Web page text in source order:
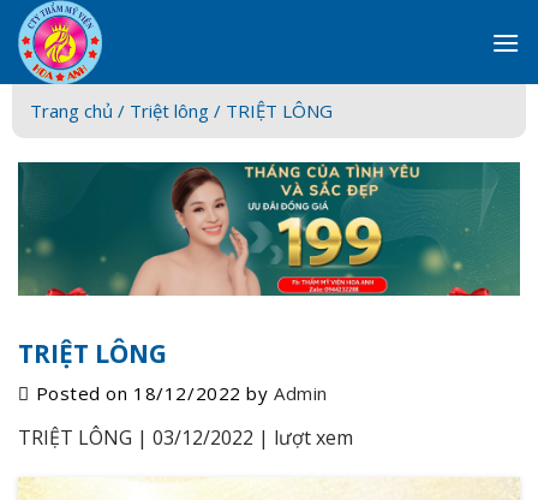
Skip
to
content
Trang chủ / Triệt lông/ TRIỆT LÔNG
TRIỆT LÔNG
Posted on 18/12/2022 byAdmin
TRIỆT LÔNG | 03/12/2022 | lượt xem